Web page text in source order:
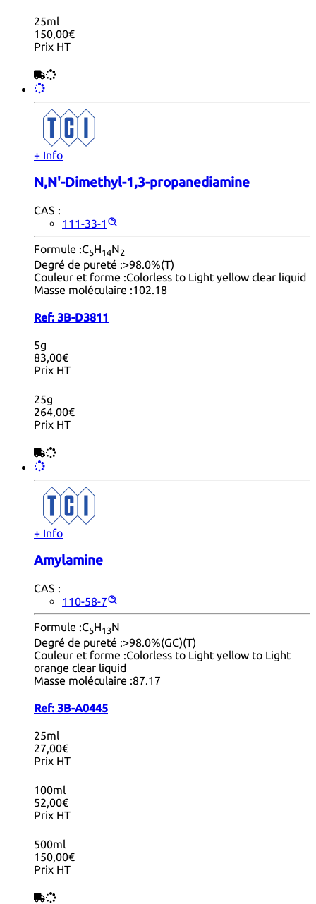
25ml
150,00€
Prix HT
+ Info
N,N'-Dimethyl-1,3-propanediamine
CAS :
111-33-1
Formule :C5H14N2
Degré de pureté :>98.0%(T)
Couleur et forme :Colorless to Light yellow clear liquid
Masse moléculaire :102.18
Ref: 3B-D3811
5g
83,00€
Prix HT
25g
264,00€
Prix HT
+ Info
Amylamine
CAS :
110-58-7
Formule :C5H13N
Degré de pureté :>98.0%(GC)(T)
Couleur et forme :Colorless to Light yellow to Light
orange clear liquid
Masse moléculaire :87.17
Ref: 3B-A0445
25ml
27,00€
Prix HT
100ml
52,00€
Prix HT
500ml
150,00€
Prix HT